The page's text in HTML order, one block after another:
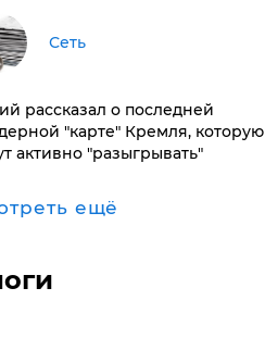
Сеть
рассказал о последней
"карте" Кремля, которую
активно "разыгрывать"
ещё